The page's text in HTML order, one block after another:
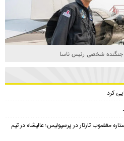
جنگنده شخصی رئیس ناسا
کرد
مغضوب تارتار در پرسپولیس؛‌ عالیشاه در تیم